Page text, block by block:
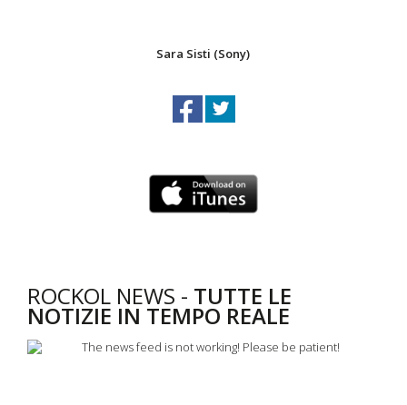
Sara Sisti (Sony)
ROCKOL NEWS - TUTTE LE
NOTIZIE IN TEMPO REALE